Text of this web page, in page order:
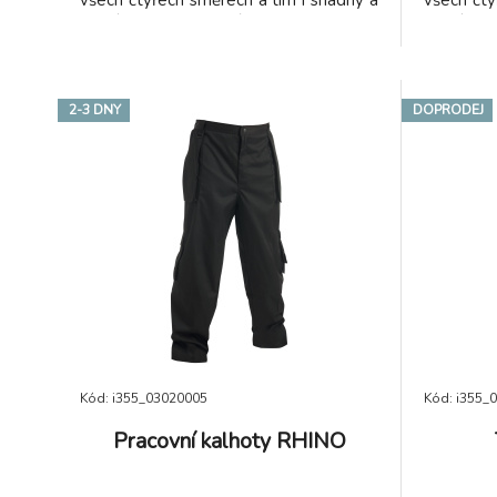
volný pohyb. Vysoké procento nylonu
volný
2-3 DNY
Kód: i355_03020005
Pracovní kalhoty RHINO
DOPRODEJ
Kód: